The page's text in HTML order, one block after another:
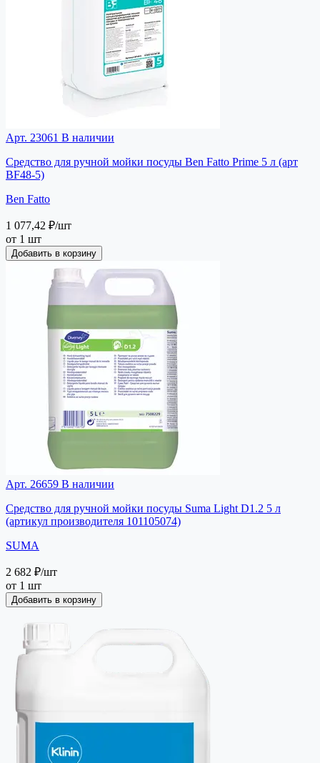
Арт. 23061 В наличии
Средство для ручной мойки посуды Ben Fatto Prime 5 л (арт
BF48-5)
Ben Fatto
1 077,42 ₽/шт
от 1 шт
Добавить в корзину
Арт. 26659 В наличии
Средство для ручной мойки посуды Suma Light D1.2 5 л
(артикул производителя 101105074)
SUMA
2 682 ₽/шт
от 1 шт
Добавить в корзину